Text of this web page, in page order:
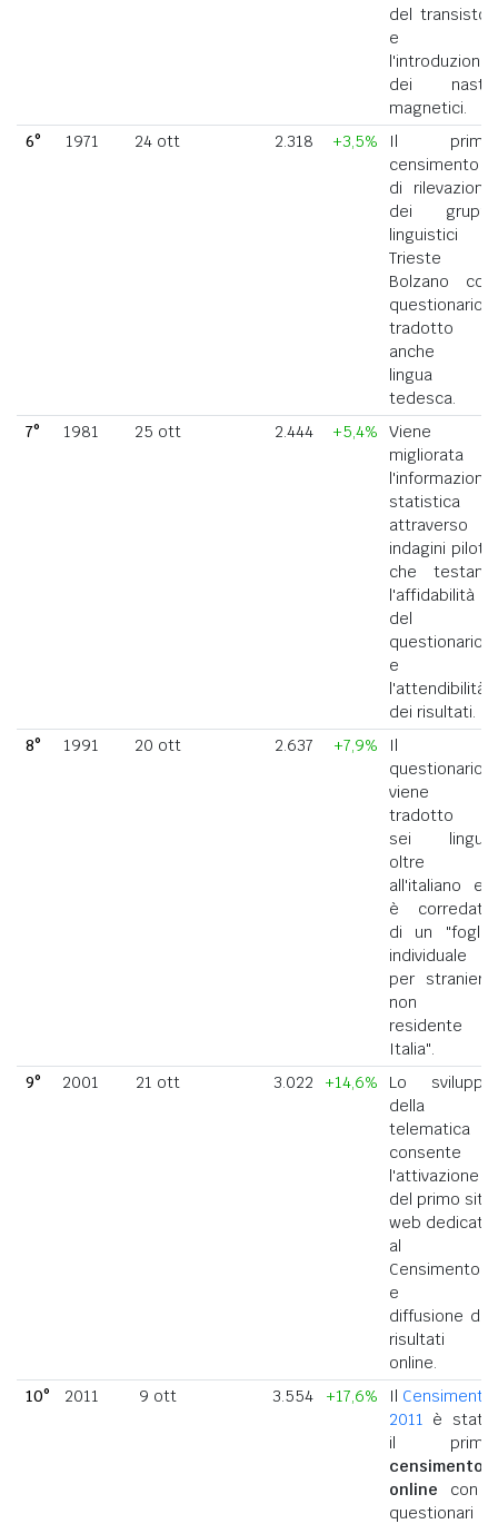
del transistor
e
l'introduzione
dei nastri
magnetici.
6°
1971 24 ott 2.318 +3,5%
Il primo
censimento
di rilevazione
dei gruppi
linguistici di
Trieste e
Bolzano con
questionario
tradotto
anche in
lingua
tedesca.
7°
1981 25 ott 2.444 +5,4%
Viene
migliorata
l'informazione
statistica
attraverso
indagini pilota
che testano
l'affidabilità
del
questionario
e
l'attendibilità
dei risultati.
8°
1991 20 ott 2.637 +7,9%
Il
questionario
viene
tradotto in
sei lingue
oltre
all'italiano ed
è corredato
di un "foglio
individuale
per straniero
non
residente in
Italia".
9°
2001 21 ott 3.022 +14,6%
Lo sviluppo
della
telematica
consente
l'attivazione
del primo sito
web dedicato
al
Censimento
e la
diffusione dei
risultati
online.
10°
2011 9 ott 3.554 +17,6% Il Censimento
2011 è stato
il primo
censimento
online con i
questionari